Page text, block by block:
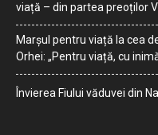
viață – din partea preoților
Marșul pentru viață la cea
Orhei: „Pentru viață, cu
Învierea Fiului văduvei din